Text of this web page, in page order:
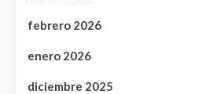
febrero 2026
enero 2026
diciembre 2025